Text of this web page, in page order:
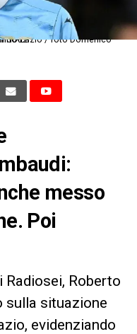
Guendouzi
messo
Poi
Roberto
sulla situazione
evidenziando